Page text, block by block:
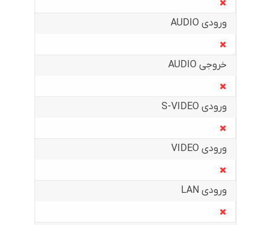
ورودی AUDIO
خروجی AUDIO
ورودی S-VIDEO
ورودی VIDEO
ورودی LAN